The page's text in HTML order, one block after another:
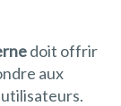
doit offrir
aux